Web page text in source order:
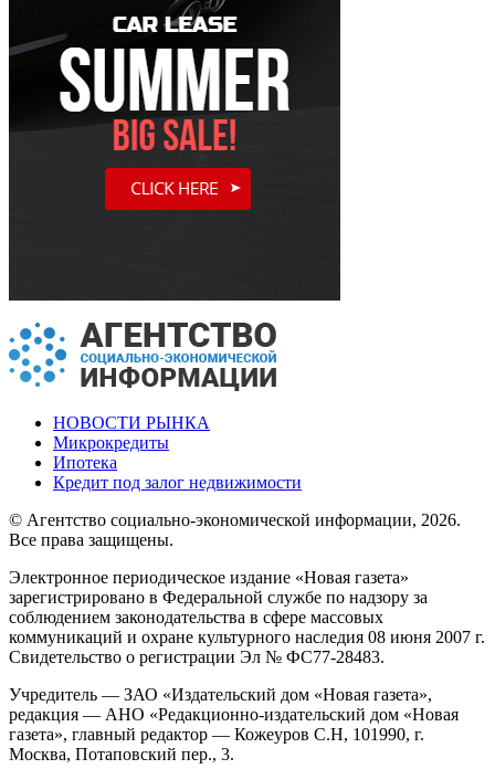
НОВОСТИ РЫНКА
Микрокредиты
Ипотека
Кредит под залог недвижимости
© Агентство социально-экономической информации, 2026.
Все права защищены.
Электронное периодическое издание «Новая газета»
зарегистрировано в Федеральной службе по надзору за
соблюдением законодательства в сфере массовых
коммуникаций и охране культурного наследия 08 июня 2007 г.
Свидетельство о регистрации Эл № ФС77-28483.
Учредитель — ЗАО «Издательский дом «Новая газета»,
редакция — АНО «Редакционно-издательский дом «Новая
газета», главный редактор — Кожеуров С.Н, 101990, г.
Москва, Потаповский пер., 3.